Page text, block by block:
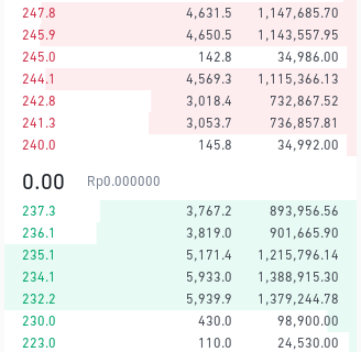
247.8
4,631.5
1,147,685.70
245.9
4,650.5
1,143,557.95
245.0
142.8
34,986.00
244.1
4,569.3
1,115,366.13
242.8
3,018.4
732,867.52
241.3
3,053.7
736,857.81
240.0
145.8 34,992.00
0.00 Rp0.000000
237.3
3,767.2
893,956.56
236.1
3,819.0
901,665.90
235.1
5,171.4
1,215,796.14
234.1
5,933.0
1,388,915.30
232.2
5,939.9
1,379,244.78
230.0
430.0
98,900.00
223.0
110.0
24,530.00